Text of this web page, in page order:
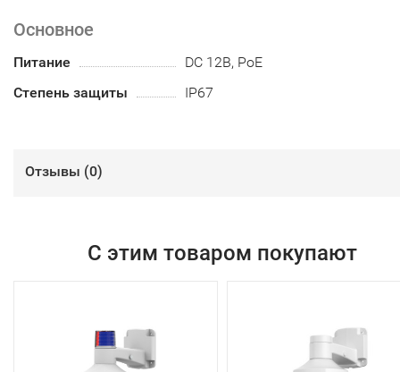
Основное
Питание
DC 12В, PoE
Степень защиты
IP67
Отзывы (0)
С этим товаром покупают